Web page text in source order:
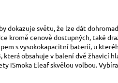
dokazuje světu, že lze dát
kromě cenově dostupných, také
s vysokokapacitní baterií, u
obsahuje v balení dvě žhavicí
iSmoka Eleaf skvělou volbou.